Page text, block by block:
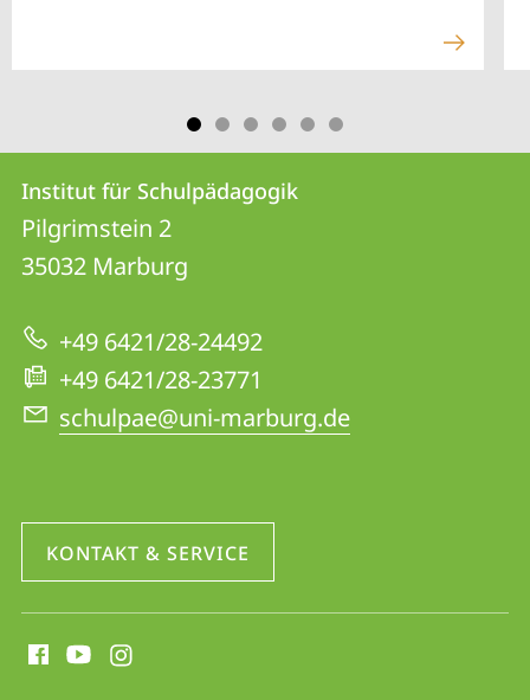
Kontakt
und
Informationen
zur
Website
Kontaktinformationen
Institut
für
Schulpädagogik
Institut für Schulpädagogik
Pilgrimstein 2
35032 Marburg
+49 6421/28-24492
+49 6421/28-23771
schulpae@uni-marburg.de
KONTAKT & SERVICE
Media